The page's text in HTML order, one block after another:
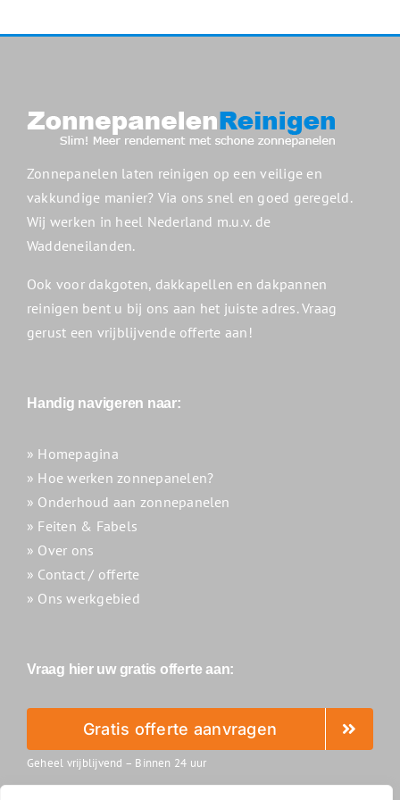
Zonnepanelen laten reinigen op een veilige en
vakkundige manier? Via ons snel en goed geregeld.
Wij werken in heel Nederland m.u.v. de
Waddeneilanden.
Ook voor dakgoten, dakkapellen en dakpannen
reinigen bent u bij ons aan het juiste adres. Vraag
gerust een vrijblijvende offerte aan!
Handig navigeren naar:
» Homepagina
» Hoe werken zonnepanelen?
» Onderhoud aan zonnepanelen
» Feiten & Fabels
» Over ons
» Contact / offerte
» Ons werkgebied
Vraag hier uw gratis offerte aan:
Gratis offerte aanvragen
Geheel vrijblijvend – Binnen 24 uur